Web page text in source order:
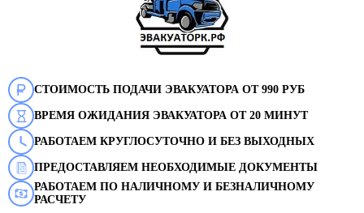
СТОИМОСТЬ ПОДАЧИ ЭВАКУАТОРА ОТ 990 РУБ
ВРЕМЯ ОЖИДАНИЯ ЭВАКУАТОРА ОТ 20 МИНУТ
РАБОТАЕМ КРУГЛОСУТОЧНО И БЕЗ ВЫХОДНЫХ
ПРЕДОСТАВЛЯЕМ НЕОБХОДИМЫЕ ДОКУМЕНТЫ
РАБОТАЕМ ПО НАЛИЧНОМУ И БЕЗНАЛИЧНОМУ
РАСЧЕТУ